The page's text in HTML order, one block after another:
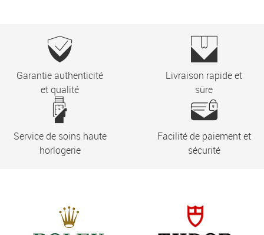
Garantie authenticité
et qualité
Livraison rapide et
sûre
Service de soins haute
horlogerie
Facilité de paiement et
sécurité